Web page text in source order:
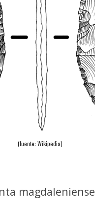
(fuente: Wikipedia)
magdaleniense